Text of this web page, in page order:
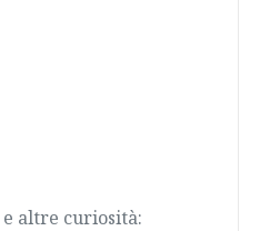
e altre curiosità: